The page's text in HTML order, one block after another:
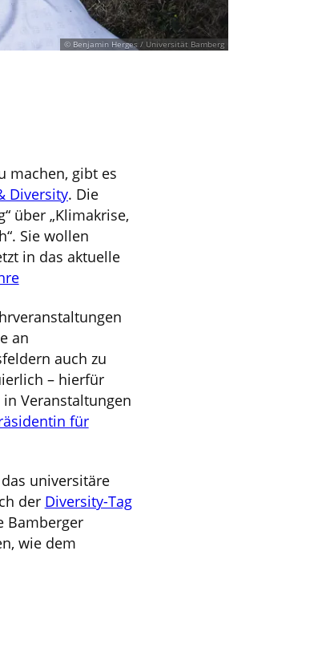
© Benjamin Herges / Universität Bamberg
machen, gibt es
Diversity. Die
über „Klimakrise,
Sie wollen
in das aktuelle
an
auch zu
– hierfür
Veranstaltungen
für
universitäre
der Diversity-Tag
Bamberger
wie dem